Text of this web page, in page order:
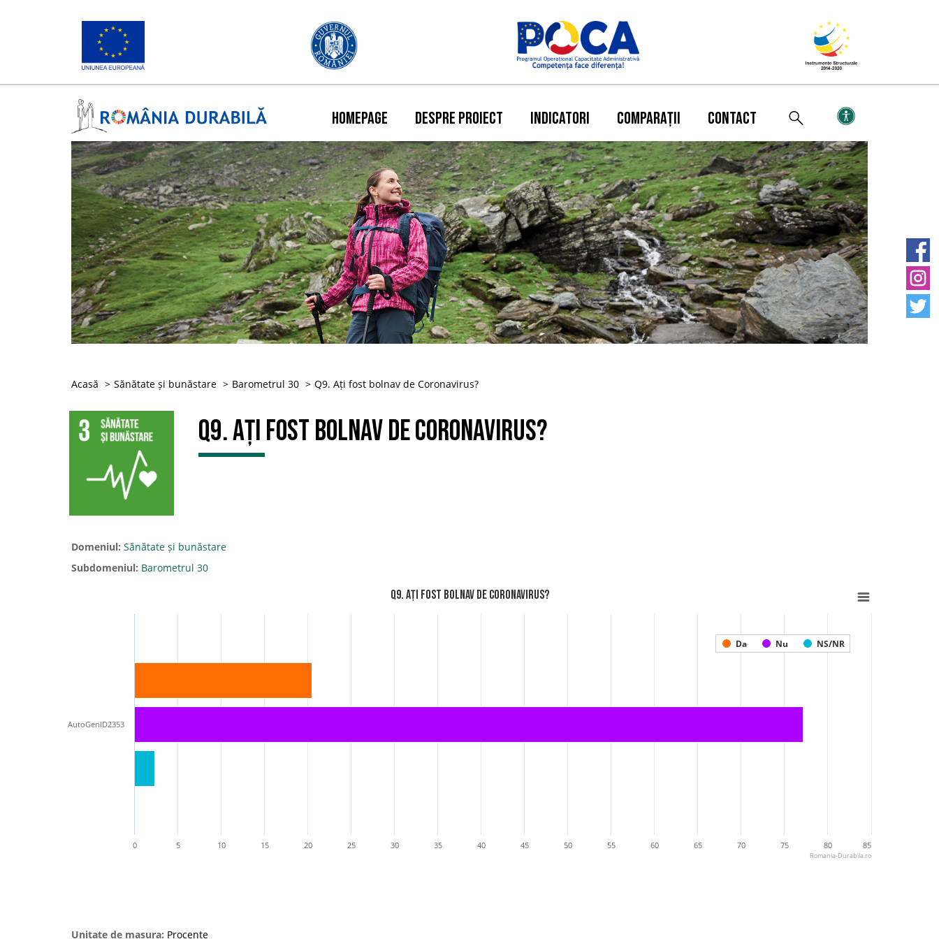
HOMEPAGE DESPRE PROIECT INDICATORI COMPARAȚII CONTACT
Acasă Sănătate și bunăstare Barometrul 30 Q9. Ați fost bolnav de Coronavirus?
Q9. Ați fost bolnav de Coronavirus?
Domeniul: Sănătate și bunăstare
Subdomeniul: Barometrul 30
Q9. Ați fost bolnav de Coronavirus?
Da Nu NS/NR
AutoGenID2353
0 5 10 15 20 25 30 35 40 45 50 55 60 65 70 75 80 85
Romania-Durabila.ro
Unitate de masura: Procente